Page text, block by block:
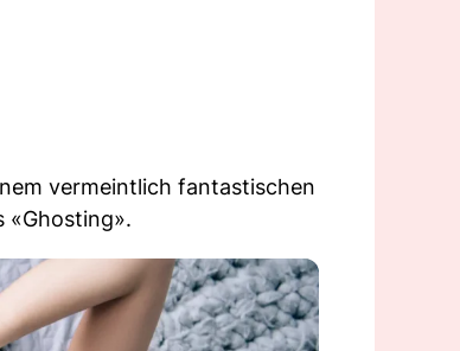
vermeintlich fantastischen
«Ghosting».